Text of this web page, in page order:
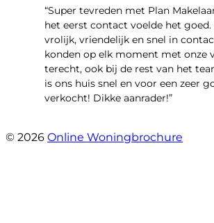
“Super tevreden met Plan
het eerst contact voelde het goed.
vrolijk, vriendelijk en snel in
konden op elk moment met onze
terecht, ook bij de rest van het
is ons huis snel en voor een zeer
verkocht! Dikke aanrader!”
© 2026 Online Woningbrochure